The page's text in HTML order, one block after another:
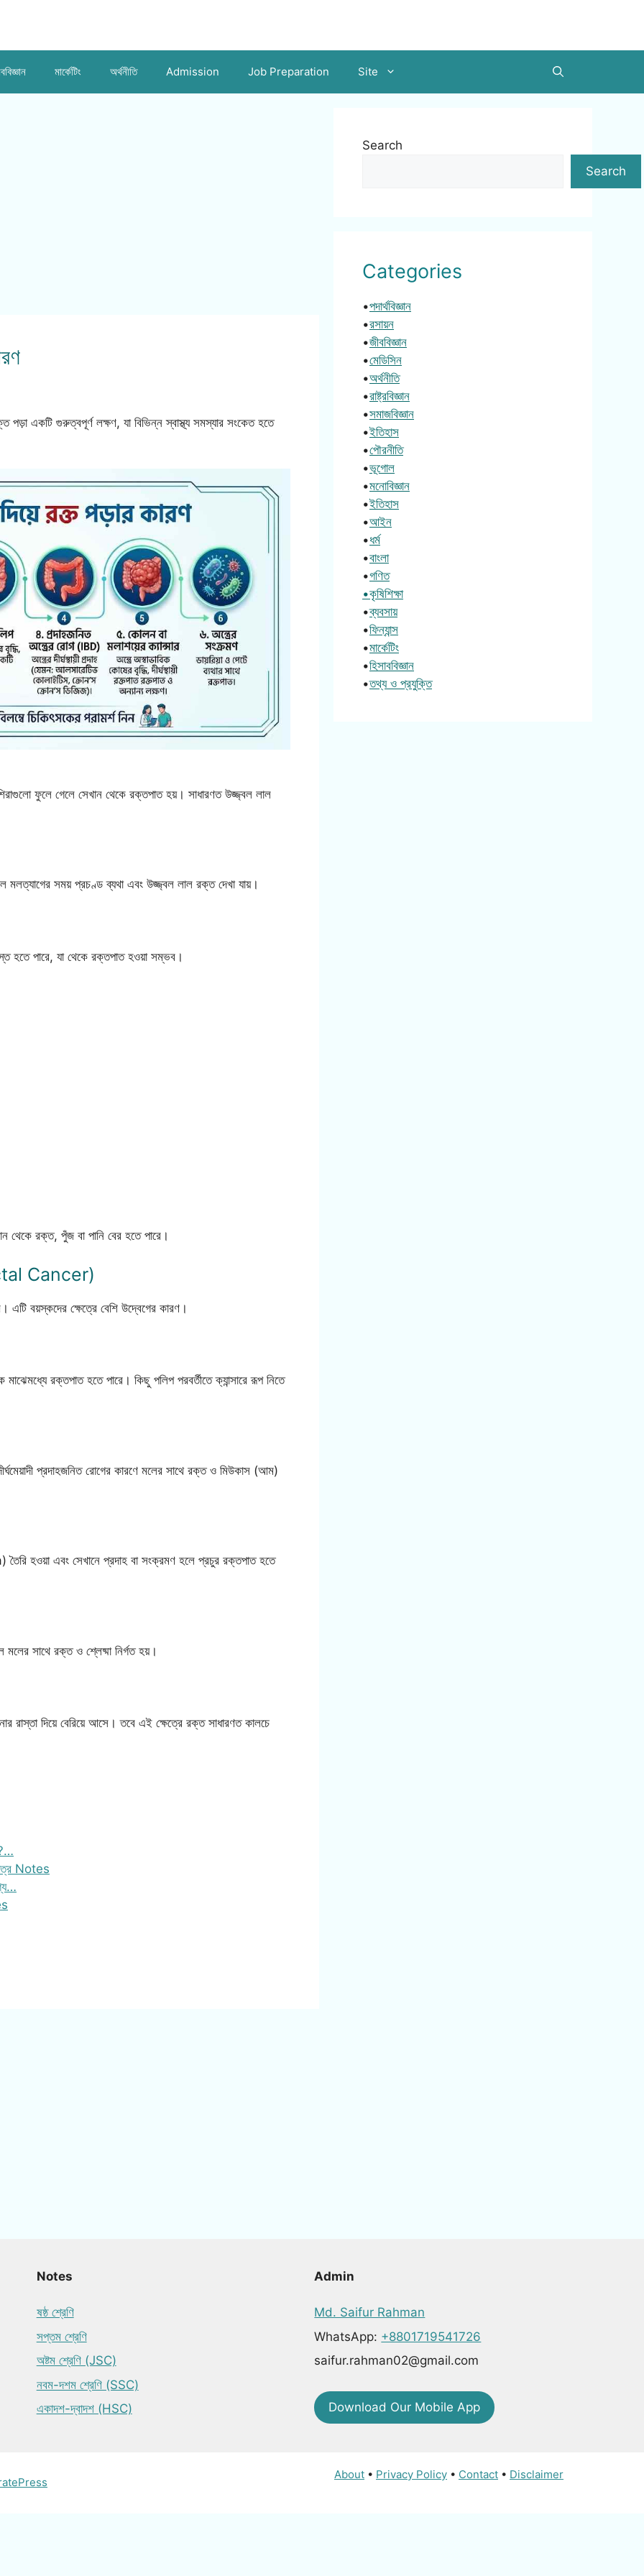
মার্কেটিং অর্থনীতি Admission Job Preparation Site
পড়া একটি গুরুত্বপূর্ণ লক্ষণ, যা বিভিন্ন স্বাস্থ্য সমস্যার সংকেত হতে
ফুলে গেলে সেখান থেকে রক্তপাত হয়। সাধারণত উজ্জ্বল লাল
মলত্যাগের সময় প্রচণ্ড ব্যথা এবং উজ্জ্বল লাল রক্ত দেখা যায়।
হতে পারে, যা থেকে রক্তপাত হওয়া সম্ভব।
থেকে রক্ত, পুঁজ বা পানি বের হতে পারে।
Cancer)
এটি বয়স্কদের ক্ষেত্রে বেশি উদ্বেগের কারণ।
রক্তপাত হতে পারে। কিছু পলিপ পরবর্তীতে ক্যান্সারে রূপ নিতে
প্রদাহজনিত রোগের কারণে মলের সাথে রক্ত ও মিউকাস (আম)
হওয়া এবং সেখানে প্রদাহ বা সংক্রমণ হলে প্রচুর রক্তপাত হতে
মলের সাথে রক্ত ও শ্লেষ্মা নির্গত হয়।
রাস্তা দিয়ে বেরিয়ে আসে। তবে এই ক্ষেত্রে রক্ত সাধারণত কালচে
পত্র Notes
Search
Search
Categories
•পদার্থবিজ্ঞান
•রসায়ন
•জীববিজ্ঞান
•মেডিসিন
•অর্থনীতি
•রাষ্ট্রবিজ্ঞান
•সমাজবিজ্ঞান
•ইতিহাস
•পৌরনীতি
•ভূগোল
•মনোবিজ্ঞান
•ইতিহাস
•আইন
•ধর্ম
•বাংলা
•গণিত
•কৃষিশিক্ষা
•ব্যবসায়
•ফিন্যান্স
•মার্কেটিং
•হিসাববিজ্ঞান
•তথ্য ও প্রযুক্তি
Notes
ষষ্ঠ শ্রেণি
সপ্তম শ্রেণি
অষ্টম শ্রেণি (JSC)
নবম-দশম শ্রেণি (SSC)
একাদশ-দ্বাদশ (HSC)
Admin
Md. Saifur Rahman
WhatsApp: +8801719541726
saifur.rahman02@gmail.com
Download Our Mobile App
About • Privacy Policy • Contact • Disclaimer